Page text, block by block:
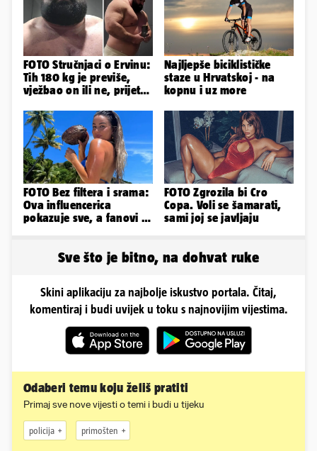
FOTO Stručnjaci o Ervinu:
Tih 180 kg je previše,
vježbao on ili ne, prijete
Najljepše biciklističke
staze u Hrvatskoj - na
kopnu i uz more
FOTO Bez filtera i srama:
Ova influencerica
pokazuje sve, a fanovi je
FOTO Zgrozila bi Cro
Copa. Voli se šamarati,
sami joj se javljaju
Sve što je bitno, na dohvat ruke
Skini aplikaciju za najbolje iskustvo portala. Čitaj,
komentiraj i budi uvijek u toku s najnovijim vijestima.
Odaberi temu koju želiš pratiti
Primaj sve nove vijesti o temi i budi u tijeku
policija primošten